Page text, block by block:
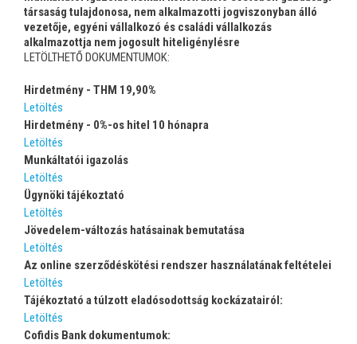
társaság tulajdonosa, nem alkalmazotti jogviszonyban álló
vezetője, egyéni vállalkozó és családi vállalkozás
alkalmazottja nem jogosult hiteligénylésre
LETÖLTHETŐ DOKUMENTUMOK:
Hirdetmény - THM 19,90%
Letöltés
Hirdetmény - 0%-os hitel 10 hónapra
Letöltés
Munkáltatói igazolás
Letöltés
Ügynöki tájékoztató
Letöltés
Jövedelem-változás hatásainak bemutatása
Letöltés
Az online szerződéskötési rendszer használatának feltételei
Letöltés
Tájékoztató a túlzott eladósodottság kockázatairól:
Letöltés
Cofidis Bank dokumentumok: